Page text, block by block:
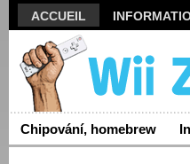
ACCUEIL
ARCHIVES
Chipování, homebrew